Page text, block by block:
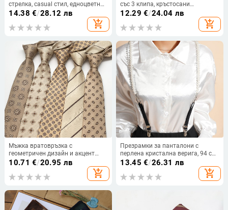
стрелка, casual стил, едноцветна,
подплата от плат,
електроплакиране, подходяща за
работа и официални случаи,
14.38 €/28.12 лв
add_shopping_cart
със 3 клипа, кръстосани
презрамки, регулируеми,
полиестер и ластик, унисекс
12.29 €/24.04 лв
add_shopping_cart
Мъжка вратовръзка с
геометричен дизайн и акцент
върху цвете за яка; полиестерни
нишки; стил: мъжки; категория:
вратовръзка.
10.71 €/20.95 лв
add_shopping_cart
Презрамки за панталони с
перлена кристална верига, 94 см,
3 клипа, регулируеми, кръстосани
13.45 €/26.31 лв
add_shopping_cart